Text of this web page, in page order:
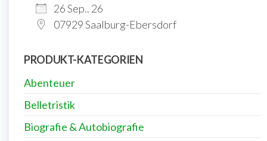
26 Sep.. 26
07929 Saalburg-Ebersdorf
PRODUKT-KATEGORIEN
Abenteuer
Belletristik
Biografie & Autobiografie